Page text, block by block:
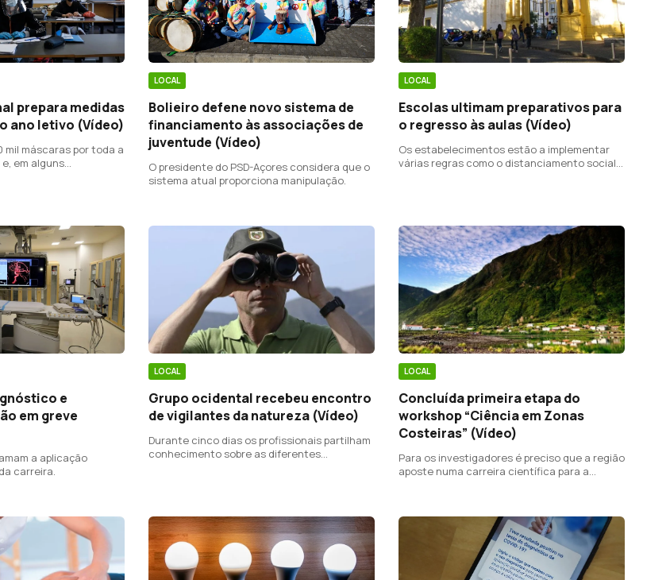
prepara medidas
ano letivo (Vídeo)
mil máscaras por toda a
em alguns
LOCAL
Bolieiro defene novo sistema de
financiamento às associações de
juventude (Vídeo)
O presidente do PSD-Açores considera que o
sistema atual proporciona manipulação.
LOCAL
Escolas ultimam preparativos para
o regresso às aulas (Vídeo)
Os estabelecimentos estão a implementar
várias regras como o distanciamento social e
e
em greve
a aplicação
carreira.
LOCAL
Grupo ocidental recebeu encontro
de vigilantes da natureza (Vídeo)
Durante cinco dias os profissionais partilham
conhecimento sobre as diferentes
LOCAL
Concluída primeira etapa do
workshop “Ciência em Zonas
Costeiras” (Vídeo)
Para os investigadores é preciso que a região
aposte numa carreira científica para a